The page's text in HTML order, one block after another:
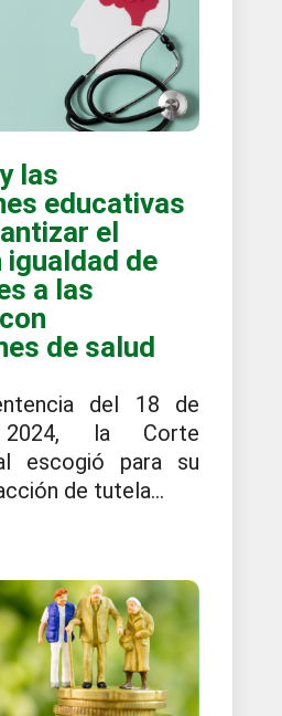
las
educativas
el
igualdad de
a las
de salud
del 18 de
la Corte
escogió para su
de tutela...